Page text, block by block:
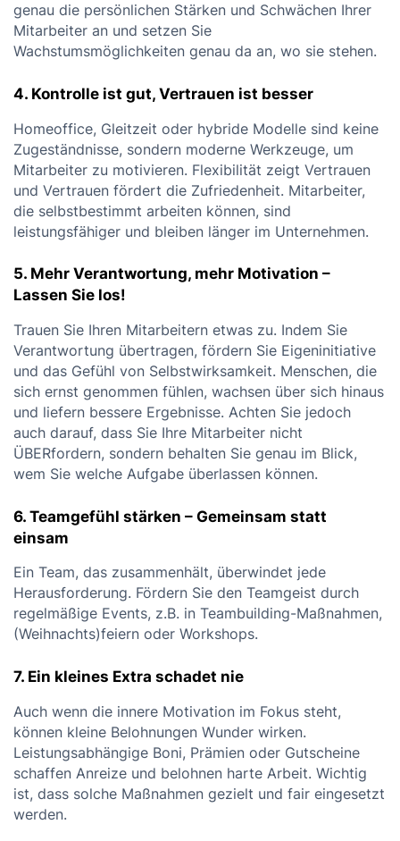
genau die persönlichen Stärken und Schwächen Ihrer
Mitarbeiter an und setzen Sie
Wachstumsmöglichkeiten genau da an, wo sie stehen.
4. Kontrolle ist gut, Vertrauen ist besser
Homeoffice, Gleitzeit oder hybride Modelle sind keine
Zugeständnisse, sondern moderne Werkzeuge, um
Mitarbeiter zu motivieren. Flexibilität zeigt Vertrauen
und Vertrauen fördert die Zufriedenheit. Mitarbeiter,
die selbstbestimmt arbeiten können, sind
leistungsfähiger und bleiben länger im Unternehmen.
5. Mehr Verantwortung, mehr Motivation –
Lassen Sie los!
Trauen Sie Ihren Mitarbeitern etwas zu. Indem Sie
Verantwortung übertragen, fördern Sie Eigeninitiative
und das Gefühl von Selbstwirksamkeit. Menschen, die
sich ernst genommen fühlen, wachsen über sich hinaus
und liefern bessere Ergebnisse. Achten Sie jedoch
auch darauf, dass Sie Ihre Mitarbeiter nicht
ÜBERfordern, sondern behalten Sie genau im Blick,
wem Sie welche Aufgabe überlassen können.
6. Teamgefühl stärken – Gemeinsam statt
einsam
Ein Team, das zusammenhält, überwindet jede
Herausforderung. Fördern Sie den Teamgeist durch
regelmäßige Events, z.B. in Teambuilding-Maßnahmen,
(Weihnachts)feiern oder Workshops.
7. Ein kleines Extra schadet nie
Auch wenn die innere Motivation im Fokus steht,
können kleine Belohnungen Wunder wirken.
Leistungsabhängige Boni, Prämien oder Gutscheine
schaffen Anreize und belohnen harte Arbeit. Wichtig
ist, dass solche Maßnahmen gezielt und fair eingesetzt
werden.